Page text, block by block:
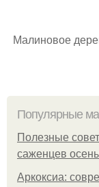
Малиновое
Популярные
Полезные
саженцев
Аркоксиа: